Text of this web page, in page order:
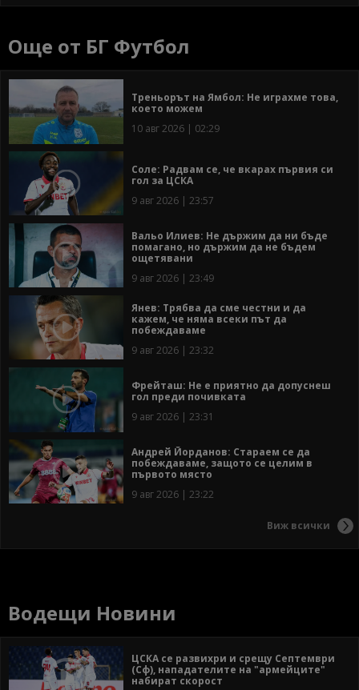
Още от БГ Футбол
Треньорът на Ямбол: Не играхме това,
което можем
10 авг 2026 | 02:29
Соле: Радвам се, че вкарах първия си
гол за ЦСКА
9 авг 2026 | 23:57
Вальо Илиев: Не държим да ни бъде
помагано, но държим да не бъдем
ощетявани
9 авг 2026 | 23:49
Янев: Трябва да сме честни и да
кажем, че няма всеки път да
побеждаваме
9 авг 2026 | 23:32
Фрейташ: Не е приятно да допуснеш
гол преди почивката
9 авг 2026 | 23:31
Андрей Йорданов: Стараем се да
побеждаваме, защото се целим в
първото място
9 авг 2026 | 23:22
Виж всички
Водещи Новини
ЦСКА се развихри и срещу Септември
(Сф), нападателите на "армейците"
набират скорост